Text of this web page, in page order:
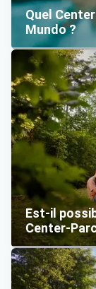
Quel
Mundo ?
Est-il
Center-